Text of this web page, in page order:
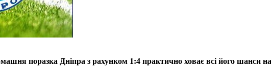
поразка Дніпра з рахунком 1:4 практично ховає всі його шанси